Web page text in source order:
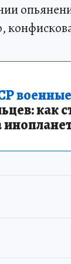
военные
как